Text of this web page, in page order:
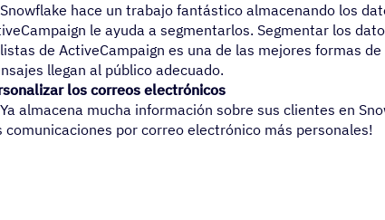
Snowflake hace un trabajo fantástico almacenando los
le ayuda a segmentarlos. Segmentar los
de ActiveCampaign es una de las mejores formas
llegan al público adecuado.
los correos electrónicos
Ya almacena mucha información sobre sus clientes en
comunicaciones por correo electrónico más personales!